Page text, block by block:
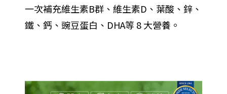
一次補充維生素B群、維生素D、葉酸、鋅、
鐵、鈣、豌豆蛋白、DHA等 8 大營養。